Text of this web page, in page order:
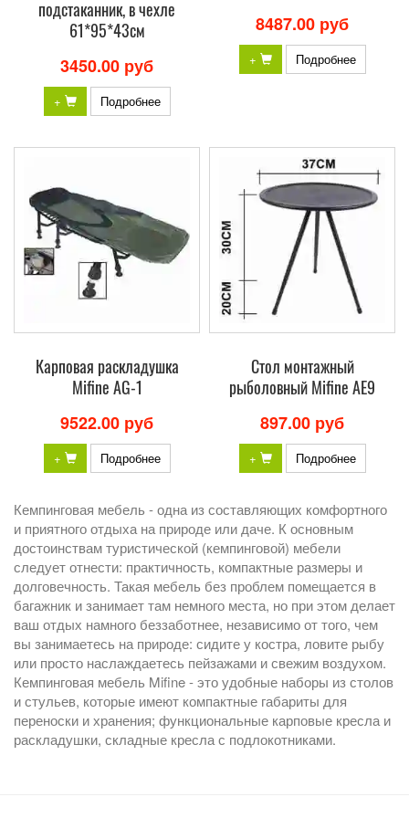
подстаканник, в чехле
61*95*43см
3450.00 руб
+ Подробнее
8487.00 руб
+ Подробнее
Карповая раскладушка
Mifine AG-1
9522.00 руб
+ Подробнее
Стол монтажный
рыболовный Mifine AE9
897.00 руб
+ Подробнее
Кемпинговая мебель - одна из составляющих комфортного
и приятного отдыха на природе или даче. К основным
достоинствам туристической (кемпинговой) мебели
следует отнести: практичность, компактные размеры и
долговечность. Такая мебель без проблем помещается в
багажник и занимает там немного места, но при этом делает
ваш отдых намного беззаботнее, независимо от того, чем
вы занимаетесь на природе: сидите у костра, ловите рыбу
или просто наслаждаетесь пейзажами и свежим воздухом.
Кемпинговая мебель Mifine - это удобные наборы из столов
и стульев, которые имеют компактные габариты для
переноски и хранения; функциональные карповые кресла и
раскладушки, складные кресла с подлокотниками.